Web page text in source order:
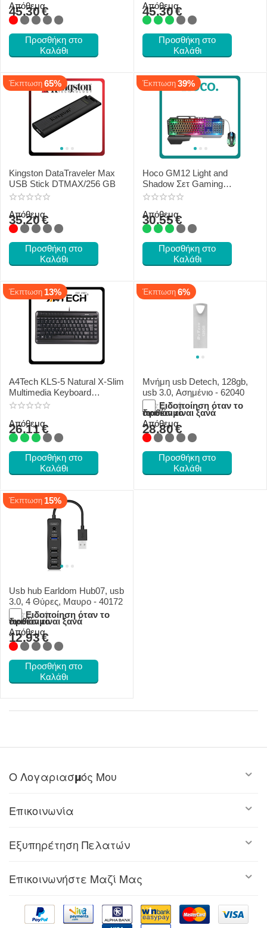
45.30€
Απόθεμα
Προσθήκη στο
Καλάθι
45.30€
Απόθεμα
Προσθήκη στο
Καλάθι
Έκπτωση 65%
Kingston DataTraveler Max
USB Stick DTMAX/256 GB
35.20€
Απόθεμα
Προσθήκη στο
Καλάθι
Έκπτωση 39%
Hoco GM12 Light and
Shadow Σετ Gaming
Πληκτρολόγιο Με Διακόπτες
(Αγγλικό US)
30.55€
Απόθεμα
Προσθήκη στο
Καλάθι
Έκπτωση 13%
A4Tech KLS-5 Natural X-Slim
Multimedia Keyboard
Ενσύρματο Πληκτρολόγιο
26.11€
Απόθεμα
Προσθήκη στο
Καλάθι
Έκπτωση 6%
Μνήμη usb Detech, 128gb,
usb 3.0, Ασημένιο - 62040
28.80€
Ειδοποίηση όταν το
προϊόν είναι ξανά διαθέσιμο
Απόθεμα
Προσθήκη στο
Καλάθι
Έκπτωση 15%
Usb hub Earldom Hub07, usb
3.0, 4 Θύρες, Μαυρο - 40172
12.93€
Ειδοποίηση όταν το
προϊόν είναι ξανά διαθέσιμο
Απόθεμα
Προσθήκη στο
Καλάθι
Ο Λογαριασμός Μου
Επικοινωνία
Εξυπηρέτηση Πελατών
Επικοινωνήστε Μαζί Μας